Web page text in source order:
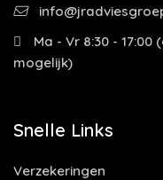
Ma - Vr 8:30 -
mogelijk)
Snelle Links
Verzekeringen